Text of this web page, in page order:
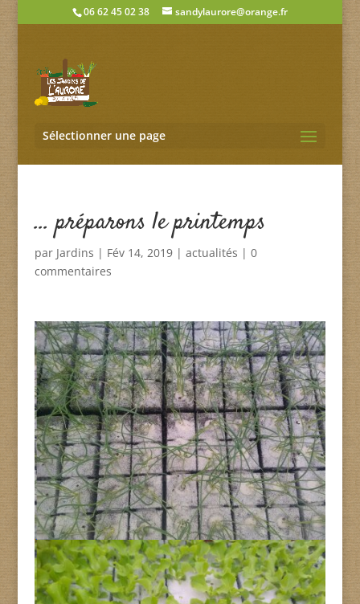
06 62 45 02 38 sandylaurore@orange.fr
Sélectionner une page
… préparons le printemps
par Jardins | Fév 14, 2019| actualités | 0
commentaires